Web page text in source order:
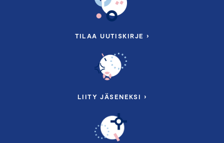
TILAA UUTISKIRJE ›
LIITY JÄSENEKSI ›